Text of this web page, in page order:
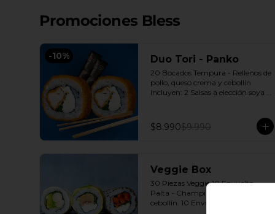
Promociones Bless
-10% Duo Tori - Panko
20 Bocados Tempura - Rellenos de
pollo, queso crema y cebollín
Incluyen: 2 Salsas a elección soya o
$8.990$9.990
Veggie Box
30 Piezas Veggie 10 Envuelto
Palta - Champiñón, queso crema,
cebollín. 10 Envuelto Queso -